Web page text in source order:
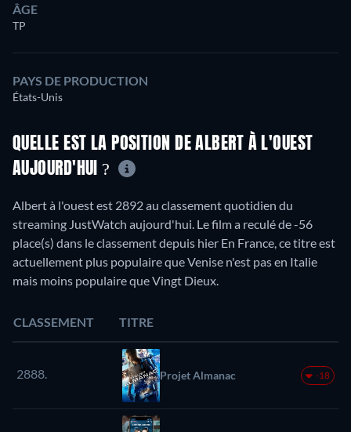
ÂGE
TP
PAYS DE PRODUCTION
États-Unis
QUELLE EST LA POSITION DE ALBERT À L'OUEST
AUJOURD'HUI ?
Albert à l'ouest est 2892 au classement quotidien du
streaming JustWatch aujourd'hui. Le film a reculé de -56
place(s) dans le classement depuis hier En France, ce titre est
actuellement plus populaire que Venise n'est pas en Italie
mais moins populaire que Vingt Dieux.
CLASSEMENT TITRE
2888. Projet Almanac -18